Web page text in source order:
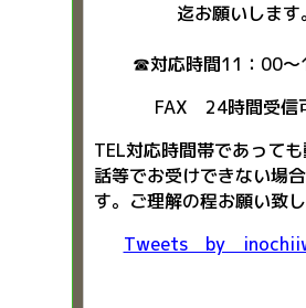
迄お願いします。
☎対応時間11：00
FAX 24時間受信
TEL対応時間帯であって
話等でお受けできない場
す。ご理解の程お願い致
Tweets by